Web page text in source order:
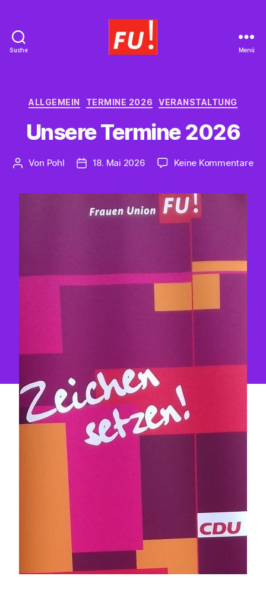
Suche Menü
Kategorien
ALLGEMEIN TERMINE 2026 VERANSTALTUNG
Unsere Termine 2026
Beitragsautor
Von Pohl Beitragsdatum
18. Mai 2026 Keine Kommentarezu